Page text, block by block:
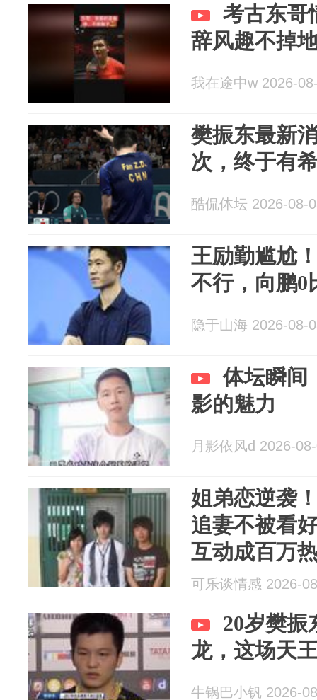
考古东哥
辞风趣不掉
我在途中w 2026-
樊振东最新
次，终于有
酷侃体坛 2026-08-
王励勤尴尬
不行，向鹏0
隐于山海 2026-08-
体坛瞬间
影的魅力
月影依风d 2026-
姐弟恋逆袭
追妻不被看
互动成百万
可乐谈情感 2026-
20岁樊振
龙，这场天
牛锅巴小钒 2026-